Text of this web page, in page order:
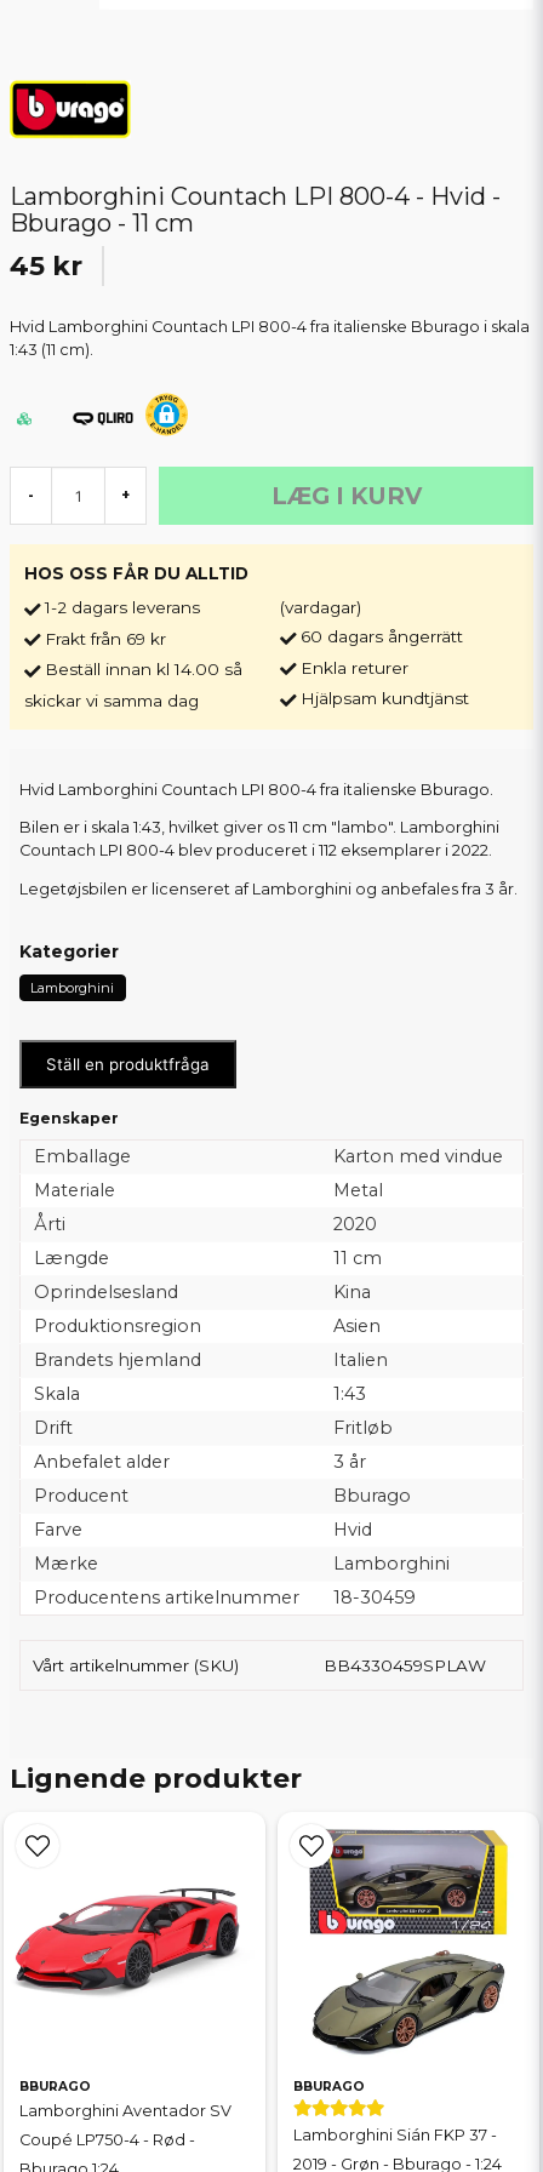
Lamborghini Countach LPI 800-4 - Hvid -
Bburago - 11 cm
45 kr
Hvid Lamborghini Countach LPI 800-4 fra italienske Bburago i skala
1:43 (11 cm).
- + LÆG I KURV
HOS OSS FÅR DU ALLTID
1-2 dagars leverans
Frakt från 69 kr
Beställ innan kl 14.00 så
skickar vi samma dag
(vardagar)
60 dagars ångerrätt
Enkla returer
Hjälpsam kundtjänst
Hvid Lamborghini Countach LPI 800-4 fra italienske Bburago.
Bilen er i skala 1:43, hvilket giver os 11 cm "lambo". Lamborghini
Countach LPI 800-4 blev produceret i 112 eksemplarer i 2022.
Legetøjsbilen er licenseret af Lamborghini og anbefales fra 3 år.
Kategorier
Lamborghini
Ställ en produktfråga
Egenskaper
Emballage
Karton med vindue
Materiale
Metal
Årti
2020
Længde
11 cm
Oprindelsesland
Kina
Produktionsregion
Asien
Brandets hjemland
Italien
Skala
1:43
Drift
Fritløb
Anbefalet alder
3 år
Producent
Bburago
Farve
Hvid
Mærke
Lamborghini
Producentens artikelnummer
18-30459
Vårt artikelnummer (SKU) BB4330459SPLAW
Lignende produkter
BBURAGO
Lamborghini Aventador SV
Coupé LP750-4 - Rød -
BBURAGO
Lamborghini Sián FKP 37 -
2019 - Grøn - Bburago - 1:24